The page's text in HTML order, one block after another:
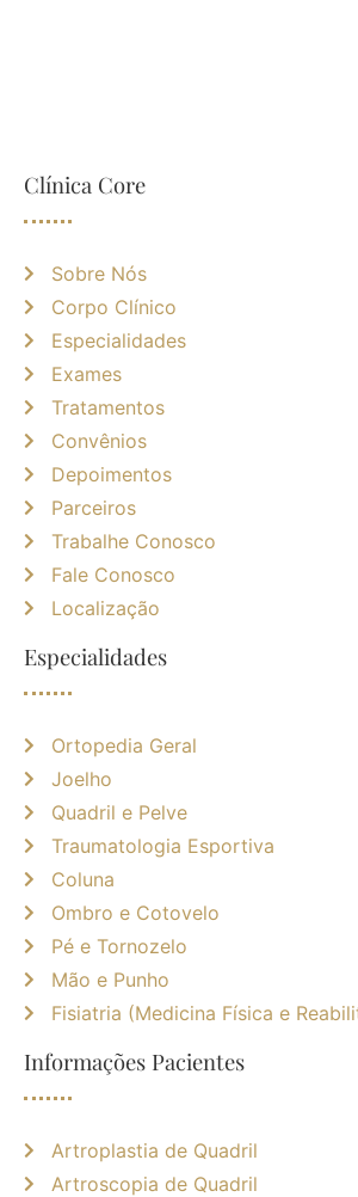
Clínica Core
Sobre Nós
Corpo Clínico
Especialidades
Exames
Tratamentos
Convênios
Depoimentos
Parceiros
Trabalhe Conosco
Fale Conosco
Localização
Especialidades
Ortopedia Geral
Joelho
Quadril e Pelve
Traumatologia Esportiva
Coluna
Ombro e Cotovelo
Pé e Tornozelo
Mão e Punho
Fisiatria (Medicina Física e
Informações Pacientes
Artroplastia de Quadril
Artroscopia de Quadril